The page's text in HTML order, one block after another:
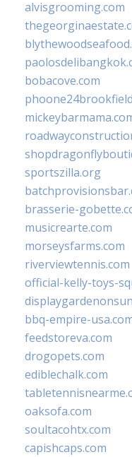
alvisgrooming.com
bobacove.com
sportszilla.org
brasserie-
musicrearte.com
morseysfarms.com
riverviewtennis.com
official-kelly-toys-
bbq-empire-
feedstoreva.com
drogopets.com
ediblechalk.com
oaksofa.com
soultacohtx.com
capishcaps.com